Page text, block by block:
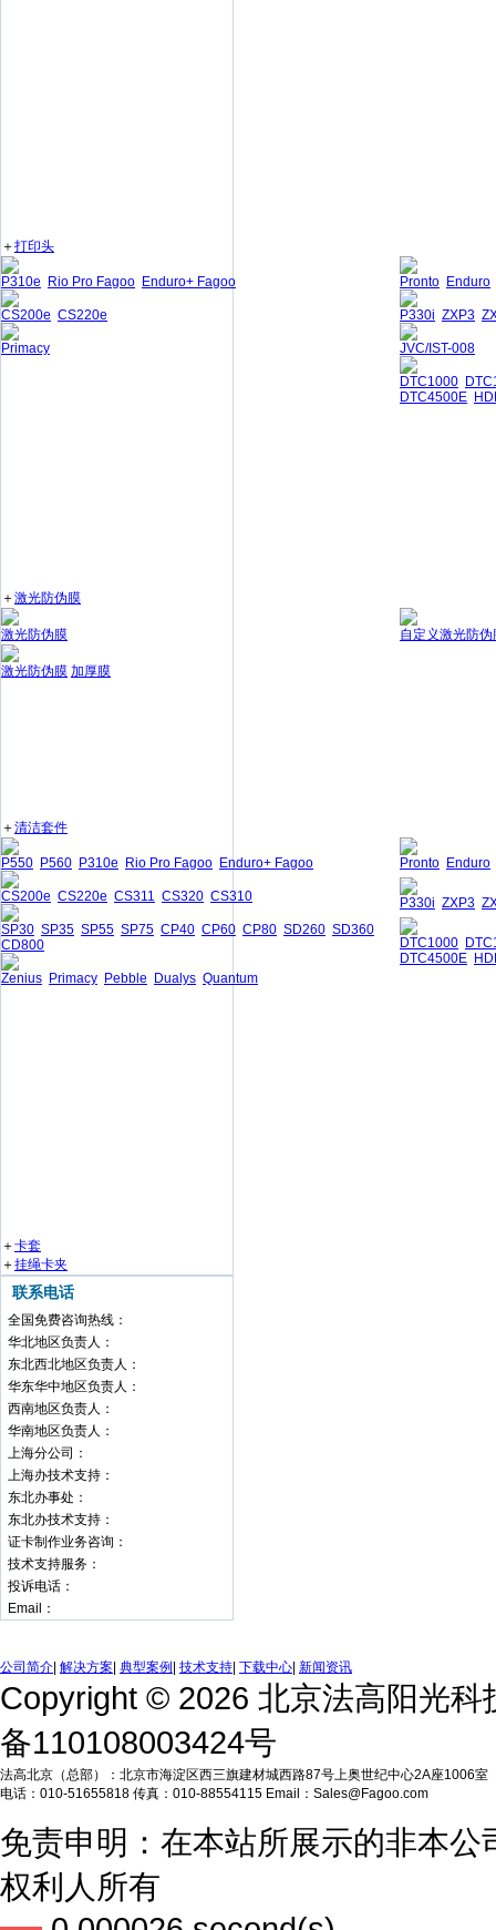
＋打印头
P310e Rio Pro Fagoo Enduro+ Fagoo
CS200e CS220e
Primacy
Pronto Enduro
P330i ZXP3
JVC/IST-008
DTC1000
DTC4500E
＋激光防伪膜
激光防伪膜
激光防伪膜 加厚膜
自定义激光防伪
＋清洁套件
P550 P560 P310e Rio Pro Fagoo Enduro+ Fagoo
CS200e CS220e CS311 CS320 CS310
SP30 SP35 SP55 SP75 CP40 CP60 CP80 SD260 SD360
CD800
Zenius Primacy Pebble Dualys Quantum
Pronto Enduro
P330i ZXP3
DTC1000
DTC4500E
＋卡套
＋挂绳卡夹
联系电话
全国免费咨询热线：
华北地区负责人：
东北西北地区负责人：
华东华中地区负责人：
西南地区负责人：
华南地区负责人：
上海分公司：
上海办技术支持：
东北办事处：
东北办技术支持：
证卡制作业务咨询：
技术支持服务：
投诉电话：
Email：
公司简介 解决方案 典型案例 技术支持 下载中心 新闻资讯
Copyright © 2026 北京法高阳光
备110108003424号
法高北京（总部）：北京市海淀区西三旗建材城西路87号上奥世纪中心2A座1006室
电话：010-51655818 传真：010-88554115 Email：Sales@Fagoo.com
免责申明：在本站所展示的非本
权利人所有